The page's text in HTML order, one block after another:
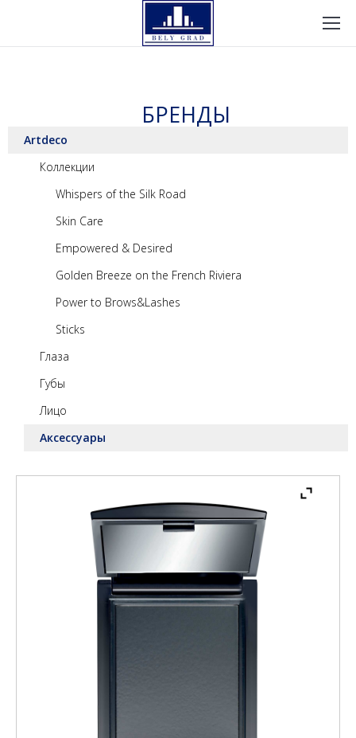
БРЕНДЫ
Artdeco
Коллекции
Whispers of the Silk Road
Skin Care
Empowered & Desired
Golden Breeze on the French Riviera
Power to Brows&Lashes
Sticks
Глаза
Губы
Лицо
Аксессуары